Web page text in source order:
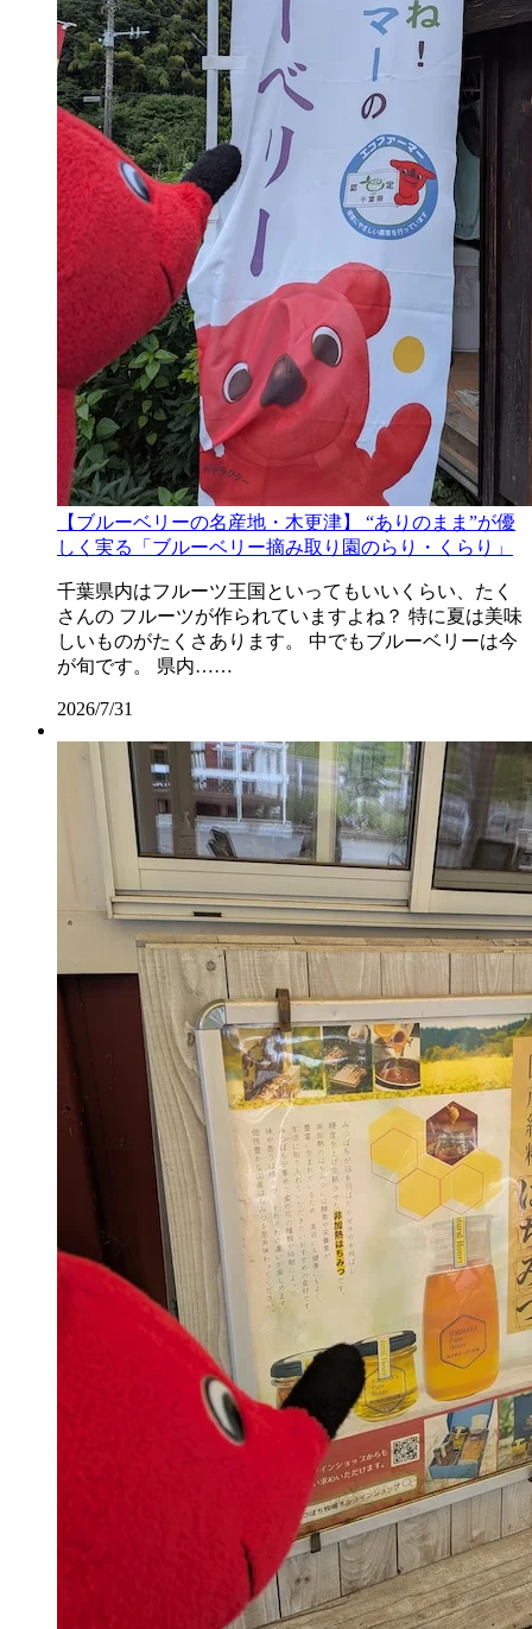
【ブルーベリーの名産地・木更津】 “ありのまま”が優
しく実る「ブルーベリー摘み取り園のらり・くらり」
千葉県内はフルーツ王国といってもいいくらい、たく
さんの フルーツが作られていますよね？ 特に夏は美味
しいものがたくさあります。 中でもブルーベリーは今
が旬です。 県内……
2026/7/31